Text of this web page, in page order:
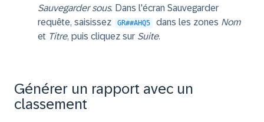
Sauvegarder sous. Dans l'écran Sauvegarder
requête, saisissez
GR##AHQ5 dans les zones Nom
et Titre, puis cliquez sur Suite.
Générer un rapport avec un
classement